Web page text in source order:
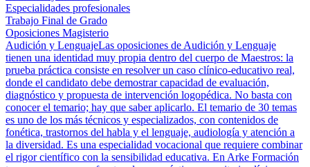
Especialidades profesionales
Trabajo Final de Grado
Oposiciones Magisterio
Audición y LenguajeLas oposiciones de Audición y Lenguaje
tienen una identidad muy propia dentro del cuerpo de Maestros: la
prueba práctica consiste en resolver un caso clínico-educativo real,
donde el candidato debe demostrar capacidad de evaluación,
diagnóstico y propuesta de intervención logopédica. No basta con
conocer el temario; hay que saber aplicarlo. El temario de 30 temas
es uno de los más técnicos y especializados, con contenidos de
fonética, trastornos del habla y el lenguaje, audiología y atención a
la diversidad. Es una especialidad vocacional que requiere combinar
el rigor científico con la sensibilidad educativa. En Arke Formación